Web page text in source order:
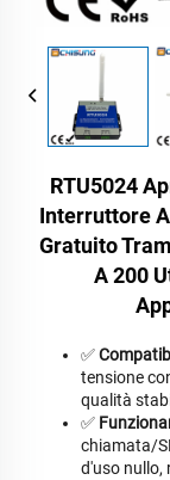
RTU5024
Interruttore
Gratuito
A 200
✅
tensione
qualità
✅
chiamata/
d'uso nullo,